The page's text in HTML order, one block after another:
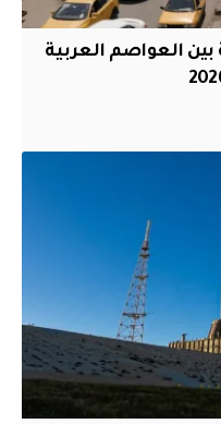
بين العواصم العربية